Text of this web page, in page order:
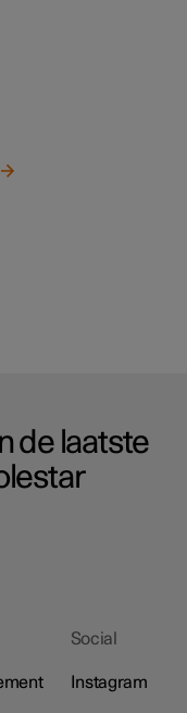
de laatste
Social
Instagram